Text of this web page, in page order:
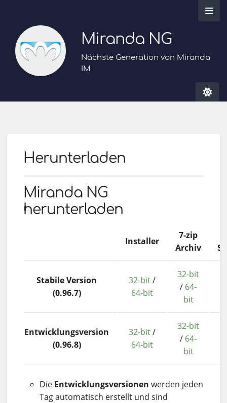
Miranda NG
Nächste Generation von Miranda
IM
Herunterladen
Miranda NG
herunterladen
Installer
7-zip
Archiv
Stabile Version
(0.96.7)
32-bit/
64-bit
32-bit
/ 64-
bit
Entwicklungsversion
(0.96.8)
32-bit/
64-bit
32-bit
/ 64-
bit
Die Entwicklungsversionen werden jeden
Tag automatisch erstellt und sind